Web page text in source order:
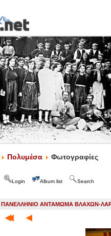
Πολυμέσα Φωτογραφίες
Login Album list Search
ΠΑΝΕΛΛΗΝΙΟ ΑΝΤΑΜΩΜΑ ΒΛΑΧΩΝ-